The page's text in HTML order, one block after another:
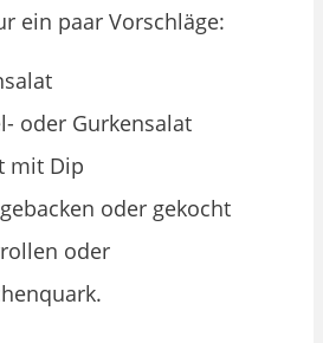
ein paar Vorschläge:
oder Gurkensalat
mit Dip
oder gekocht
oder